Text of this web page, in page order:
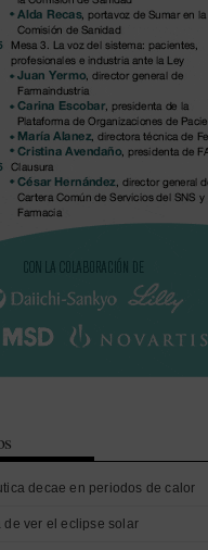
decae en periodos de calor
de ver el eclipse solar